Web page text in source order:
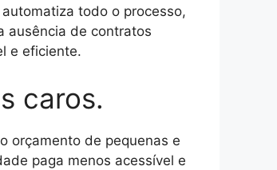
todo o processo,
ausência de contratos
e eficiente.
caros.
orçamento de pequenas e
paga menos acessível e